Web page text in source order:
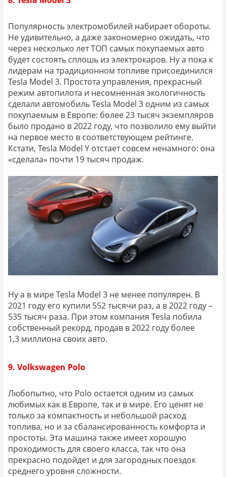
Популярность электромобилей набирает обороты.
Не удивительно, а даже закономерно ожидать, что
через несколько лет ТОП самых покупаемых авто
будет состоять сплошь из электрокаров. Ну а пока к
лидерам на традиционном топливе присоединился
Tesla Model 3. Простота управления, прекрасный
режим автопилота и несомненная экологичность
сделали автомобиль Tesla Model 3 одним из самых
покупаемым в Европе: более 23 тысяч экземпляров
было продано в 2022 году, что позволило ему выйти
на первое место в соответствующем рейтинге.
Кстати, Tesla Model Y отстает совсем ненамного: она
«сделала» почти 19 тысяч продаж.
Ну а в мире Tesla Model 3 не менее популярен. В
2021 году его купили 552 тысячи раз, а в 2022 году –
535 тысяч раза. При этом компания Tesla побила
собственный рекорд, продав в 2022 году более
1,3 миллиона своих авто.
9. Volkswagen Polo
Любопытно, что Polo остается одним из самых
любимых как в Европе, так и в мире. Его ценят не
только за компактность и небольшой расход
топлива, но и за сбалансированность комфорта и
простоты. Эта машина также имеет хорошую
проходимость для своего класса, так что она
прекрасно подойдет и для загородных поездок
среднего уровня сложности.